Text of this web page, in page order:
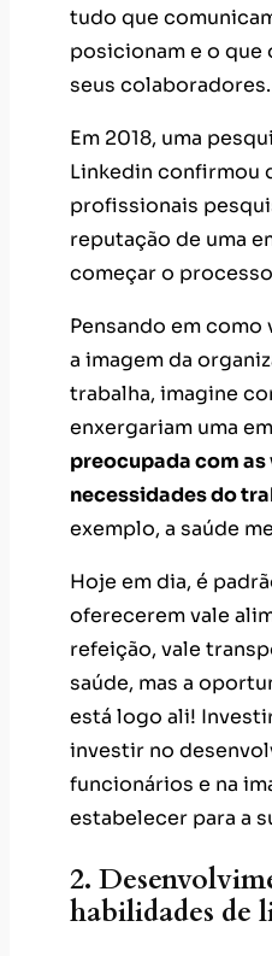
tudo que
posicionam e o que
seus colaboradores.
Em 2018, uma
Linkedin confirmou
profissionais
reputação de uma
começar o
Pensando em
a imagem da
trabalha, imagine
enxergariam uma
preocupada com
necessidades do
exemplo, a saúde
Hoje em dia, é
oferecerem vale
refeição, vale
saúde, mas a
está logo ali!
investir no
funcionários e na
estabelecer para a
2.
habilidades de